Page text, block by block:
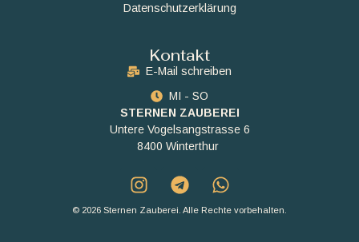
Datenschutzerklärung
Kontakt
E-Mail schreiben
MI - SO
STERNEN ZAUBEREI
Untere Vogelsangstrasse 6
8400 Winterthur
© 2026 Sternen Zauberei. Alle Rechte vorbehalten.